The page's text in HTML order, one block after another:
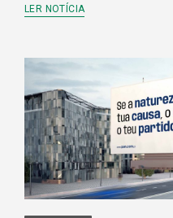
LER NOTÍCIA